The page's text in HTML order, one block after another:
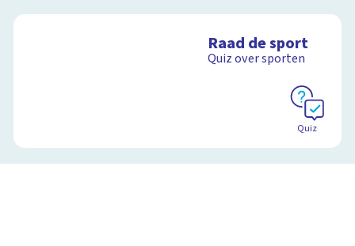
Raad de sport
Quiz over sporten
Quiz